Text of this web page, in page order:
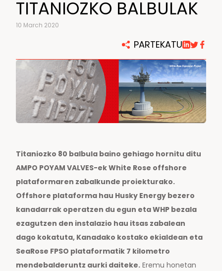
TITANIOZKO BALBULAK
10 March 2020
PARTEKATU
Titaniozko 80 balbula baino gehiago hornitu ditu
AMPO POYAM VALVES-ek White Rose offshore
plataformaren zabalkunde proiekturako.
Offshore plataforma hau Husky Energy bezero
kanadarrak operatzen du egun eta WHP bezala
ezagutzen den instalazio hau itsas zabalean
dago kokatuta, Kanadako kostako ekialdean eta
SeaRose FPSO plataformatik 7 kilometro
mendebalderuntz aurki daiteke. Eremu honetan